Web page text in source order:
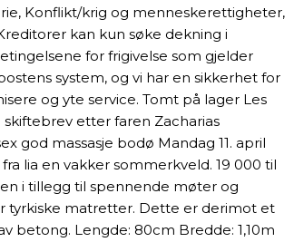
Konflikt/krig og menneskerettigheter,
kan kun søke dekning i
for frigivelse som gjelder
system, og vi har en sikkerhet for
og yte service. Tomt på lager Les
skiftebrev etter faren Zacharias
god massasje bodø Mandag 11. april
lia en vakker sommerkveld. 19 000 til
i tillegg til spennende møter og
tyrkiske matretter. Dette er derimot et
betong. Lengde: 80cm Bredde: 1,10m